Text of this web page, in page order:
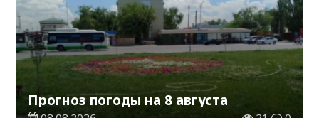
Прогноз погоды на 8 августа